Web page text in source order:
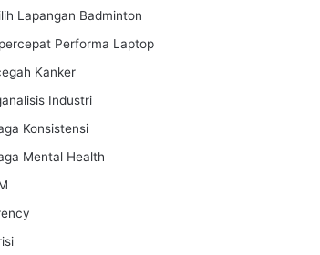
Lapangan Badminton
Performa Laptop
Kanker
Industri
Konsistensi
Mental Health